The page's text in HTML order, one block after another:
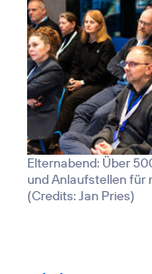
Elternabend: Über
und Anlaufstellen für
(Credits: Jan Pries)